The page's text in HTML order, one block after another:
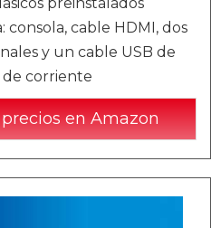
consola, cable HDMI, dos
y un cable USB de
de corriente
en Amazon